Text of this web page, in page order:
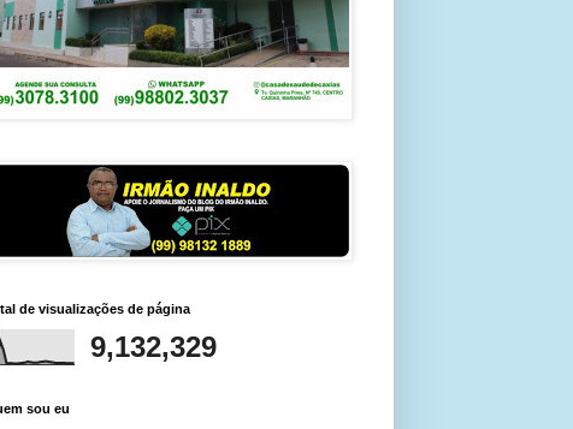
de visualizações de página
9,132,329
sou eu